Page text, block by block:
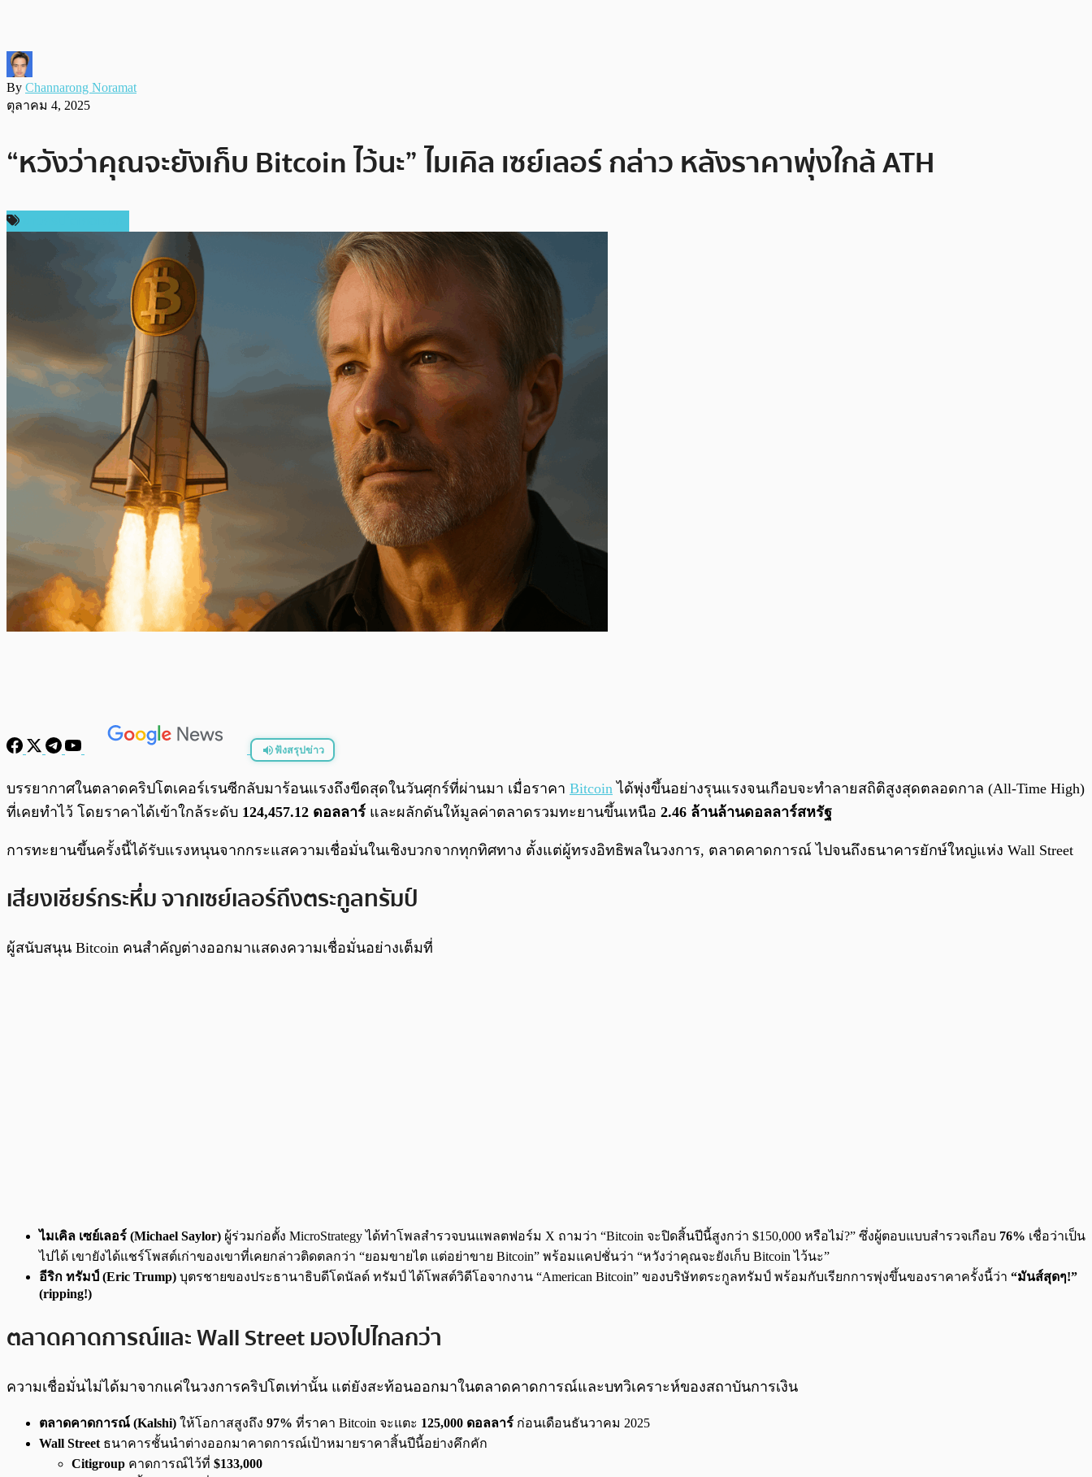
By Channarong Noramat
ตุลาคม 4, 2025
“หวังว่าคุณจะยังเก็บ Bitcoin ไว้นะ” ไมเคิล เซย์เลอร์ กล่าว หลังราคาพุ่งใกล้ ATH
ฟังสรุปข่าว
พร้อมเล่น 0:00 /0:00
บรรยากาศในตลาดคริปโตเคอร์เรนซีกลับมาร้อนแรงถึงขีดสุดในวันศุกร์ที่ผ่านมา เมื่อราคา Bitcoin ได้พุ่งขึ้นอย่างรุนแรงจนเกือบจะทำลายสถิติสูงสุดตลอดกาล (All-Time High)
ที่เคยทำไว้ โดยราคาได้เข้าใกล้ระดับ 124,457.12 ดอลลาร์ และผลักดันให้มูลค่าตลาดรวมทะยานขึ้นเหนือ 2.46 ล้านล้านดอลลาร์สหรัฐ
การทะยานขึ้นครั้งนี้ได้รับแรงหนุนจากกระแสความเชื่อมั่นในเชิงบวกจากทุกทิศทาง ตั้งแต่ผู้ทรงอิทธิพลในวงการ, ตลาดคาดการณ์ ไปจนถึงธนาคารยักษ์ใหญ่แห่ง Wall Street
เสียงเชียร์กระหึ่ม จากเซย์เลอร์ถึงตระกูลทรัมป์
ผู้สนับสนุน Bitcoin คนสำคัญต่างออกมาแสดงความเชื่อมั่นอย่างเต็มที่
ไมเคิล เซย์เลอร์ (Michael Saylor) ผู้ร่วมก่อตั้ง MicroStrategy ได้ทำโพลสำรวจบนแพลตฟอร์ม X ถามว่า “Bitcoin จะปิดสิ้นปีนี้สูงกว่า $150,000 หรือไม่?” ซึ่งผู้ตอบแบบสำรวจเกือบ 76% เชื่อว่าเป็น
ไปได้ เขายังได้แชร์โพสต์เก่าของเขาที่เคยกล่าวติดตลกว่า “ยอมขายไต แต่อย่าขาย Bitcoin” พร้อมแคปชั่นว่า “หวังว่าคุณจะยังเก็บ Bitcoin ไว้นะ”
อีริก ทรัมป์ (Eric Trump) บุตรชายของประธานาธิบดีโดนัลด์ ทรัมป์ ได้โพสต์วิดีโอจากงาน “American Bitcoin” ของบริษัทตระกูลทรัมป์ พร้อมกับเรียกการพุ่งขึ้นของราคาครั้งนี้ว่า “มันส์สุดๆ!”
(ripping!)
ตลาดคาดการณ์และ Wall Street มองไปไกลกว่า
ความเชื่อมั่นไม่ได้มาจากแค่ในวงการคริปโตเท่านั้น แต่ยังสะท้อนออกมาในตลาดคาดการณ์และบทวิเคราะห์ของสถาบันการเงิน
ตลาดคาดการณ์ (Kalshi) ให้โอกาสสูงถึง 97% ที่ราคา Bitcoin จะแตะ 125,000 ดอลลาร์ ก่อนเดือนธันวาคม 2025
Wall Street ธนาคารชั้นนำต่างออกมาคาดการณ์เป้าหมายราคาสิ้นปีนี้อย่างคึกคัก
Citigroup คาดการณ์ไว้ที่ $133,000